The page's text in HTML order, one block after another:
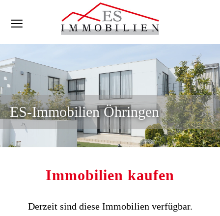
ES-Immobilien Öhringen
Immobilien kaufen
Derzeit sind diese Immobilien verfügbar.